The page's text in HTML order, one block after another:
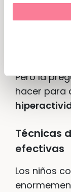
Pero la
hacer para
Técnicas
efectivas
Los niños